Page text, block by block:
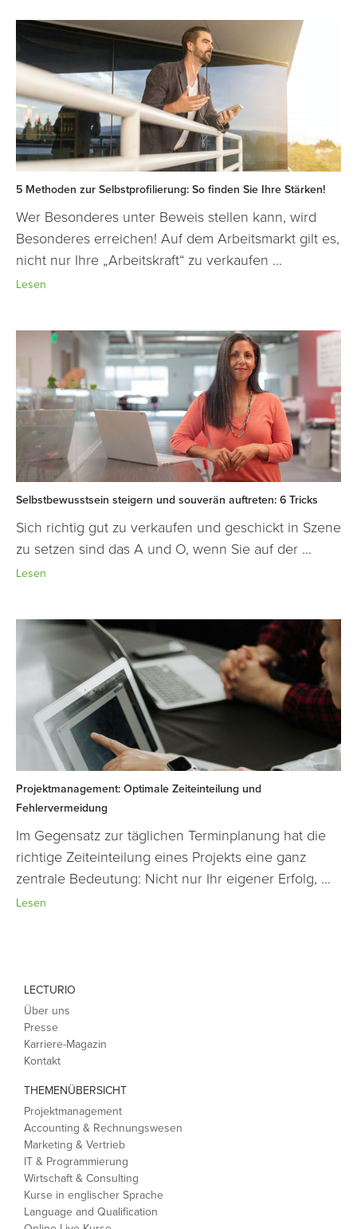
5 Methoden zur Selbstprofilierung: So finden Sie Ihre Stärken!
Wer Besonderes unter Beweis stellen kann, wird
Besonderes erreichen! Auf dem Arbeitsmarkt gilt es,
nicht nur Ihre „Arbeitskraft“ zu verkaufen ...
Lesen
Selbstbewusstsein steigern und souverän auftreten: 6 Tricks
Sich richtig gut zu verkaufen und geschickt in Szene
zu setzen sind das A und O, wenn Sie auf der ...
Lesen
Projektmanagement: Optimale Zeiteinteilung und
Fehlervermeidung
Im Gegensatz zur täglichen Terminplanung hat die
richtige Zeiteinteilung eines Projekts eine ganz
zentrale Bedeutung: Nicht nur Ihr eigener Erfolg, ...
Lesen
LECTURIO
Über uns
Presse
Karriere-Magazin
Kontakt
THEMENÜBERSICHT
Projektmanagement
Accounting & Rechnungswesen
Marketing & Vertrieb
IT & Programmierung
Wirtschaft & Consulting
Kurse in englischer Sprache
Language and Qualification